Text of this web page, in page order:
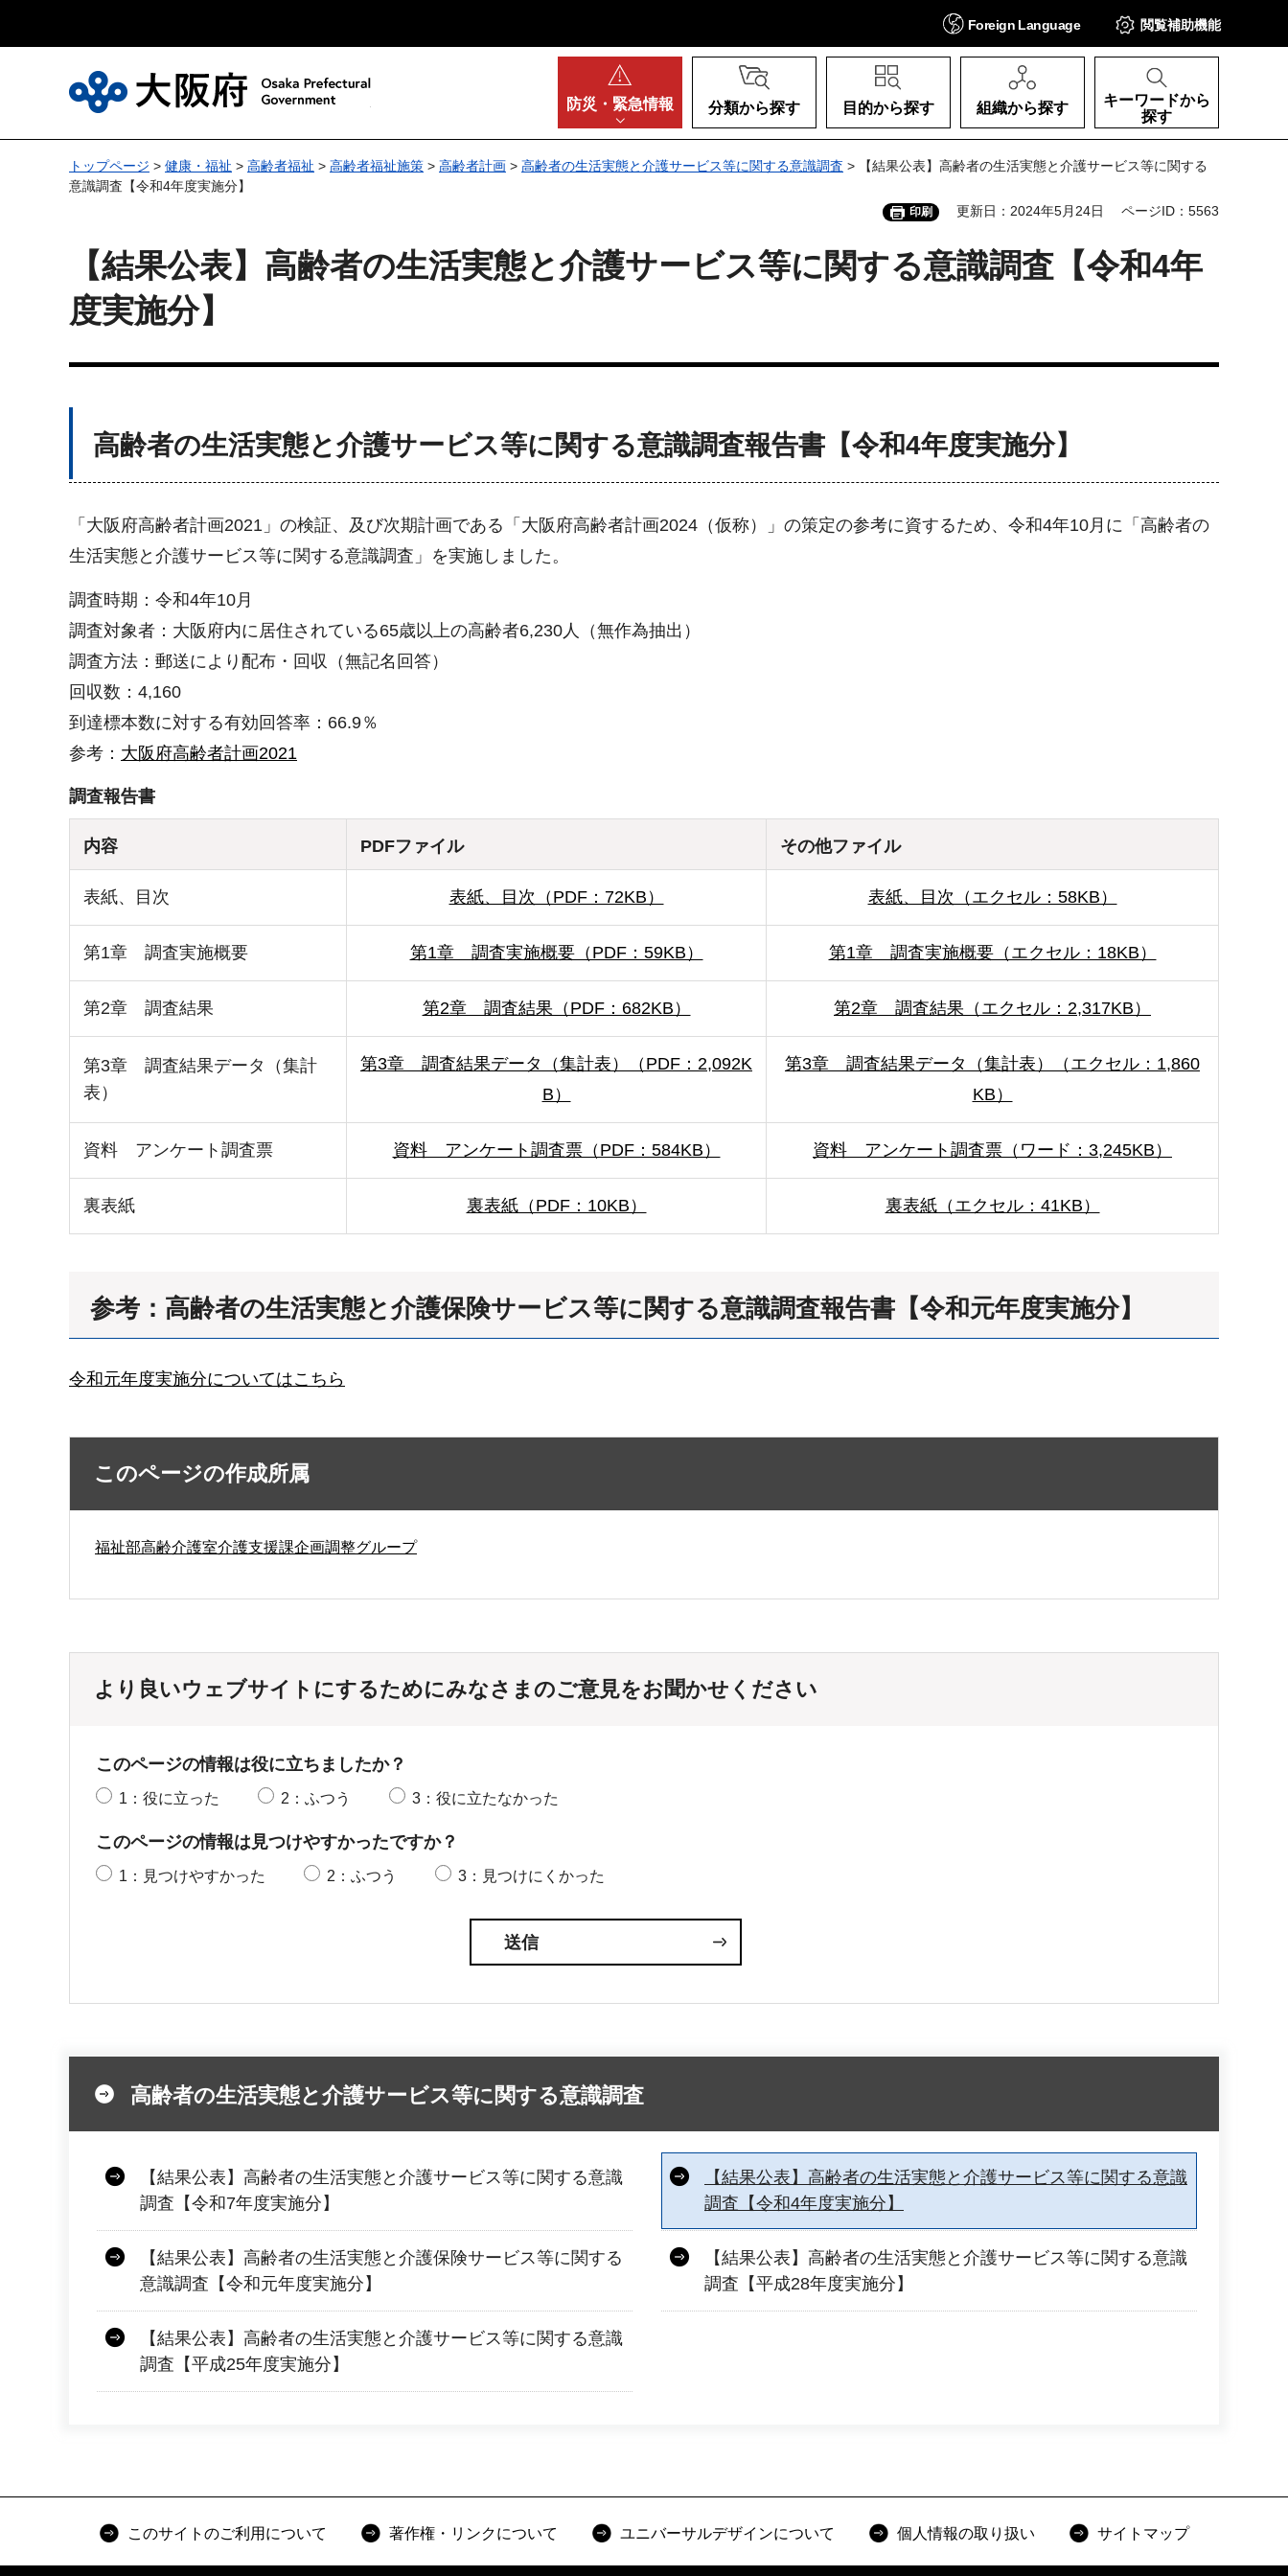
Foreign Language 閲覧補助機能
防災・ 緊急情報 分類から探す 目的から探す 組織から探す
キーワードから
探す
トップページ > 健康・福祉 > 高齢者福祉 > 高齢者福祉施策 > 高齢者計画 > 高齢者の生活実態と介護サービス等に関する意識調査 > 【結果公表】高齢者の生活実態と介護サービス等に関する
意識調査【令和4年度実施分】
印刷 更新日：2024年5月24日 ページID：5563
【結果公表】高齢者の生活実態と介護サービス等に関する意識調査【令和4年
度実施分】
高齢者の生活実態と介護サービス等に関する意識調査報告書【令和4年度実施分】
「大阪府高齢者計画2021」の検証、及び次期計画である「大阪府高齢者計画2024（仮称）」の策定の参考に資するため、令和4年10月に「高齢者の
生活実態と介護サービス等に関する意識調査」を実施しました。
調査時期：令和4年10月
調査対象者：大阪府内に居住されている65歳以上の高齢者6,230人（無作為抽出）
調査方法：郵送により配布・回収（無記名回答）
回収数：4,160
到達標本数に対する有効回答率：66.9％
参考： 大阪府高齢者計画2021
調査報告書
内容 PDFファイル その他ファイル
表紙、目次 表紙、目次（PDF：72KB） 表紙、目次（エクセル：58KB）
第1章 調査実施概要 第1章 調査実施概要（PDF：59KB） 第1章 調査実施概要（エクセル：18KB）
第2章 調査結果 第2章 調査結果（PDF：682KB） 第2章 調査結果（エクセル：2,317KB）
第3章 調査結果データ（集計
表）
第3章 調査結果データ（集計表）（PDF：2,092K
B）
第3章 調査結果データ（集計表）（エクセル：1,860
KB）
資料 アンケート調査票 資料 アンケート調査票（PDF：584KB） 資料 アンケート調査票（ワード：3,245KB）
裏表紙 裏表紙（PDF：10KB） 裏表紙（エクセル：41KB）
参考：高齢者の生活実態と介護保険サービス等に関する意識調査報告書【令和元年度実施分】
令和元年度実施分についてはこちら
このページの作成所属
福祉部高齢介護室介護支援課企画調整グループ
より良いウェブサイトにするためにみなさまのご意見をお聞かせください
このページの情報は役に立ちましたか？
1：役に立った 2：ふつう 3：役に立たなかった
このページの情報は見つけやすかったですか？
1：見つけやすかった 2：ふつう 3：見つけにくかった
高齢者の生活実態と介護サービス等に関する意識調査
【結果公表】高齢者の生活実態と介護サービス等に関する意識
調査【令和7年度実施分】
【結果公表】高齢者の生活実態と介護サービス等に関する意識
調査【令和4年度実施分】
【結果公表】高齢者の生活実態と介護保険サービス等に関する
意識調査【令和元年度実施分】
【結果公表】高齢者の生活実態と介護サービス等に関する意識
調査【平成28年度実施分】
【結果公表】高齢者の生活実態と介護サービス等に関する意識
調査【平成25年度実施分】
このサイトのご利用について 著作権・リンクについて ユニバーサルデザインについて 個人情報の取り扱い サイトマップ